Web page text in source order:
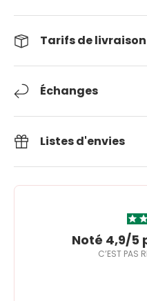
Tarifs de livraison
Échanges
Listes d'envies
Noté 4,9/5
C’EST PAS